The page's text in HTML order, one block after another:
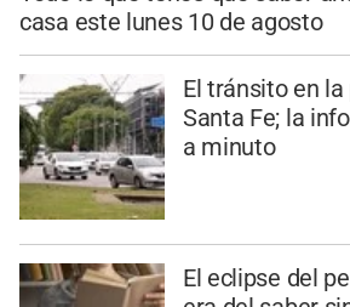
casa este lunes 10 de agosto
El tránsito en
Santa Fe; la
a minuto
El eclipse del